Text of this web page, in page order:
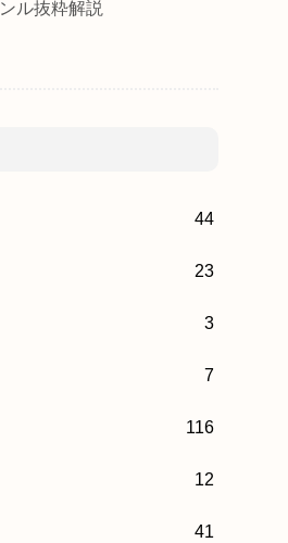
ンル抜粋解説
44
23
3
7
116
12
41